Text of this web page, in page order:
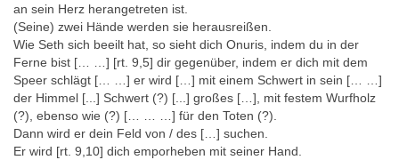
an sein Herz herangetreten ist.
(Seine) zwei Hände werden sie herausreißen.
Wie Seth sich beeilt hat, so sieht dich Onuris, indem du in der
Ferne bist [… …] [rt. 9,5] dir gegenüber, indem er dich mit dem
Speer schlägt [… …] er wird […] mit einem Schwert in sein [… …]
der Himmel [...] Schwert (?) [...] großes […], mit festem Wurfholz
(?), ebenso wie (?) [… … …] für den Toten (?).
Dann wird er dein Feld von / des […] suchen.
Er wird [rt. 9,10] dich emporheben mit seiner Hand.